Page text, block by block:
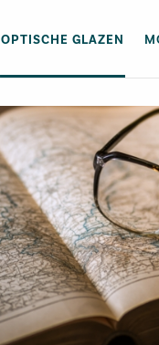
OPTISCHE GLAZEN